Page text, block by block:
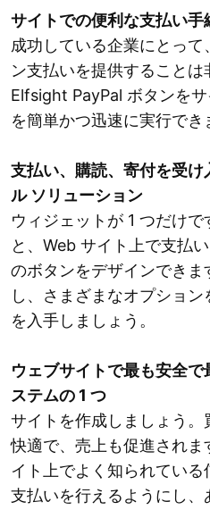
サイトでの便利な支払い手
成功している企業にとっ
ン支払いを提供することは
Elfsight PayPal ボタンを
を簡単かつ迅速に実行でき
支払い、購読、寄付を受
ル ソリューション
ウィジェットが 1 つだけ
と、Web サイト上で支払
のボタンをデザインでき
し、さまざまなオプショ
を入手しましょう。
ウェブサイトで最も安全
ステムの 1 つ
サイトを作成しましょう
快適で、売上も促進され
イト上でよく知られてい
支払いを行えるようにし